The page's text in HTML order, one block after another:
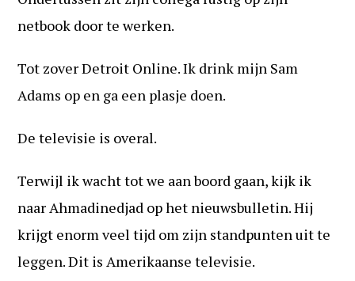
netbook door te werken.
Tot zover Detroit Online. Ik drink mijn Sam
Adams op en ga een plasje doen.
De televisie is overal.
Terwijl ik wacht tot we aan boord gaan, kijk ik
naar Ahmadinedjad op het nieuwsbulletin. Hij
krijgt enorm veel tijd om zijn standpunten uit te
leggen. Dit is Amerikaanse televisie.